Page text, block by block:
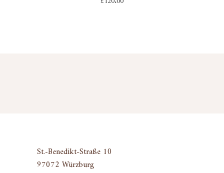
St.-Benedikt-Straße 10
97072 Würzburg